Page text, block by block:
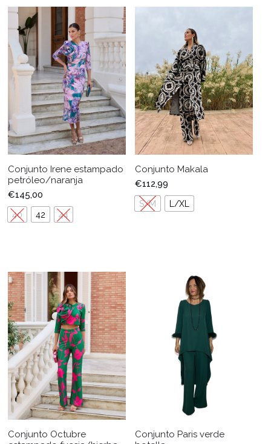
Conjunto Irene estampado
petróleo/naranja
€145,00
40 42 44
Conjunto Makala
€112,99
S/M L/XL
Conjunto Octubre
Conjunto Paris verde